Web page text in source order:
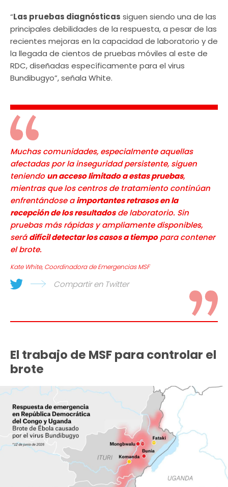
“Las pruebas diagnósticas siguen siendo una de las
principales debilidades de la respuesta, a pesar de las
recientes mejoras en la capacidad de laboratorio y de
la llegada de cientos de pruebas móviles al este de
RDC, diseñadas específicamente para el virus
Bundibugyo”, señala White.
Muchas comunidades, especialmente aquellas
afectadas por la inseguridad persistente, siguen
teniendoun acceso limitado a estas pruebas,
mientras que los centros de tratamiento continúan
enfrentándose aimportantes retrasos en la
recepción de los resultadosde laboratorio. Sin
pruebas más rápidas y ampliamente disponibles,
serádifícil detectar los casos a tiempopara contener
el brote.
Kate White, Coordinadora de Emergencias MSF
Compartir en Twitter
El trabajo de MSF para controlar el
brote